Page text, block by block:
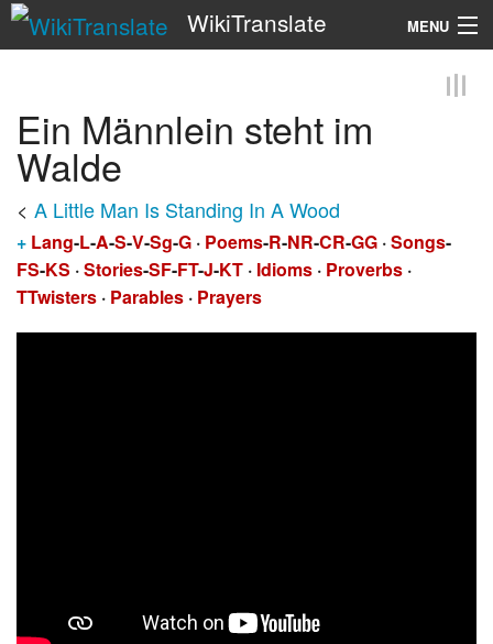
WikiTranslate MENU
Ein Männlein steht im
Walde
< A Little Man Is Standing In A Wood
+ Lang-L-A-S-V-Sg-G · Poems-R-NR-CR-GG ·Songs-
FS-KS ·Stories-SF-FT-J-KT · Idioms · Proverbs ·
TTwisters · Parables · Prayers